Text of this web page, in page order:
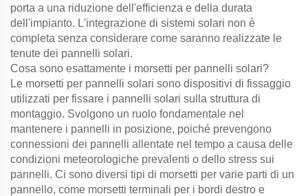
porta a una riduzione dell'efficienza e della durata
dell'impianto. L'integrazione di sistemi solari non è
completa senza considerare come saranno realizzate le
tenute dei pannelli solari.
Cosa sono esattamente i morsetti per pannelli solari?
Le morsetti per pannelli solari sono dispositivi di fissaggio
utilizzati per fissare i pannelli solari sulla struttura di
montaggio. Svolgono un ruolo fondamentale nel
mantenere i pannelli in posizione, poiché prevengono
connessioni dei pannelli allentate nel tempo a causa delle
condizioni meteorologiche prevalenti o dello stress sui
pannelli. Ci sono diversi tipi di morsetti per varie parti di un
pannello, come morsetti terminali per i bordi destro e